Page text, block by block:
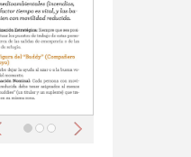
Anterior Siguiente